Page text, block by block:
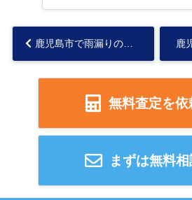
鹿児島市で雨漏りのある家は売却できる？老朽化物件を安全に手放すポイント...
無料査定を依
まずは無料